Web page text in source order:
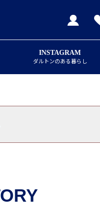
INSTAGRAM
ダルトンのある暮らし